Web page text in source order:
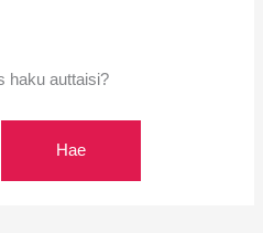
haku auttaisi?